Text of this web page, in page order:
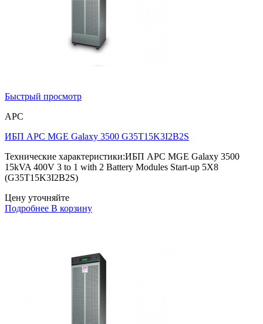
Быстрый просмотр
APC
ИБП APC MGE Galaxy 3500 G35T15K3I2B2S
Технические характеристики:ИБП APC MGE Galaxy 3500
15kVA 400V 3 to 1 with 2 Battery Modules Start-up 5X8
(G35T15K3I2B2S)
Цену уточняйте
Подробнее В корзину